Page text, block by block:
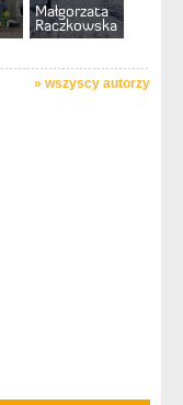
Małgorzata
Raczkowska
» wszyscy autorzy